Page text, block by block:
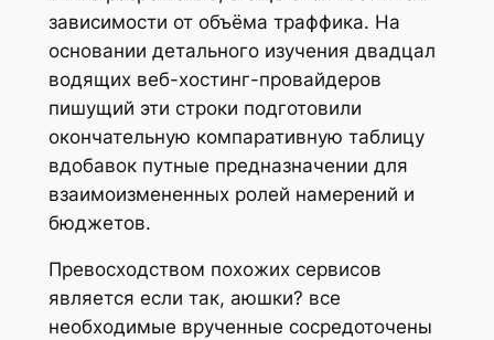
зависимости от объёма траффика. На
основании детального изучения двадцал
водящих веб-хостинг-провайдеров
пишущий эти строки подготовили
окончательную компаративную таблицу
вдобавок путные предназначении для
взаимоизмененных ролей намерений и
бюджетов.
Превосходством похожих сервисов
является если так, аюшки? все
необходимые врученные сосредоточены